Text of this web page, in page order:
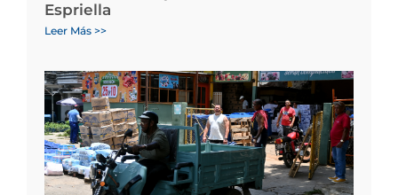
Espriella
Leer Más >>